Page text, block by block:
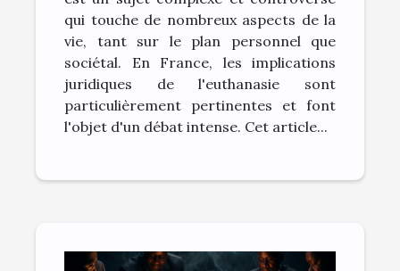
qui touche de nombreux aspects de la
vie, tant sur le plan personnel que
sociétal. En France, les implications
juridiques de l'euthanasie sont
particulièrement pertinentes et font
l'objet d'un débat intense. Cet article...